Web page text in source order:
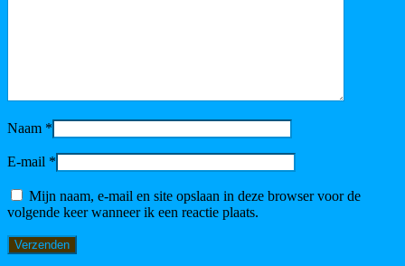
Naam *
E-mail *
Mijn naam, e-mail en site opslaan in deze browser voor de
volgende keer wanneer ik een reactie plaats.